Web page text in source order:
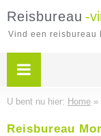
Reisbureau -
Vind een reisbureau
U bent nu hier: Home »
Reisbureau